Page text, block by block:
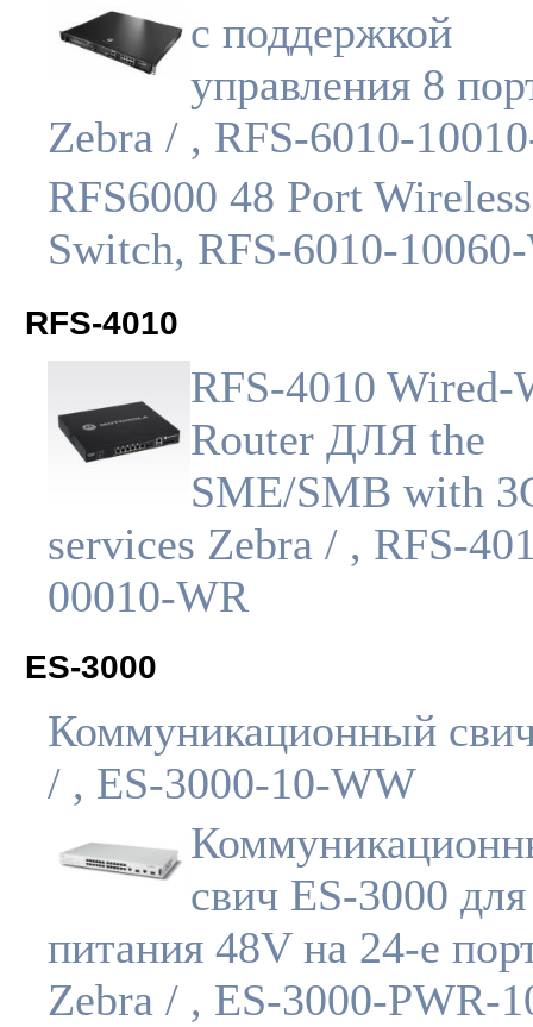
с поддержкой
управления 8
Zebra / , RFS-6010-
RFS6000 48 Port
Switch, RFS-6010-
RFS-4010
RFS-4010 Wired-
Router ДЛЯ the
SME/SMB with
services Zebra / , RFS-
00010-WR
ES-3000
Коммуникационный
/ , ES-3000-10-WW
свич ES-3000
питания 48V на 24-е
Zebra / , ES-3000-PWR-